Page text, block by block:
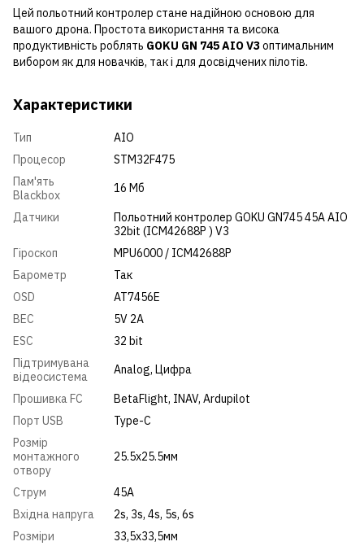
Цей польотний контролер стане надійною основою для
вашого дрона. Простота використання та висока
продуктивність роблять GOKU GN 745 AIO V3оптимальним
вибором як для новачків, так і для досвідчених пілотів.
Характеристики
Тип
AIO
Процесор
STM32F475
Пам'ять
Blackbox
16 Мб
Датчики
Польотний контролер GOKU GN745 45A AIO
32bit (ICM42688P ) V3
Гіроскоп
MPU6000 / ICM42688P
Барометр
Так
OSD
AT7456E
BEC
5V 2A
ESC
32 bit
Підтримувана
відеосистема
Analog, Цифра
Прошивка FC
BetaFlight, INAV, Ardupilot
Порт USB
Type-C
Розмір
монтажного
отвору
25.5x25.5мм
Cтрум
45A
Вхідна напруга
2s, 3s, 4s, 5s, 6s
Розміри
33,5х33,5мм